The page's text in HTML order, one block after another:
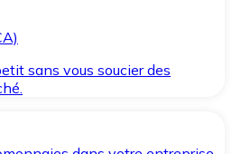
sans vous soucier des